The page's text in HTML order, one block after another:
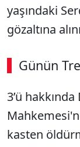
yaşındaki
gözaltına
Günün
3’ü
kasten